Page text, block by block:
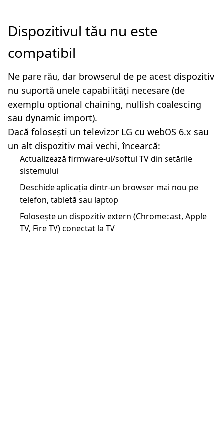
Dispozitivul tău nu este
compatibil
Ne pare rău, dar browserul de pe acest dispozitiv
nu suportă unele capabilități necesare (de
exemplu optional chaining, nullish coalescing
sau dynamic import).
Dacă folosești un televizor LG cu webOS 6.x sau
un alt dispozitiv mai vechi, încearcă:
Actualizează firmware-ul/softul TV din setările
sistemului
Deschide aplicația dintr-un browser mai nou pe
telefon, tabletă sau laptop
Folosește un dispozitiv extern (Chromecast, Apple
TV, Fire TV) conectat la TV